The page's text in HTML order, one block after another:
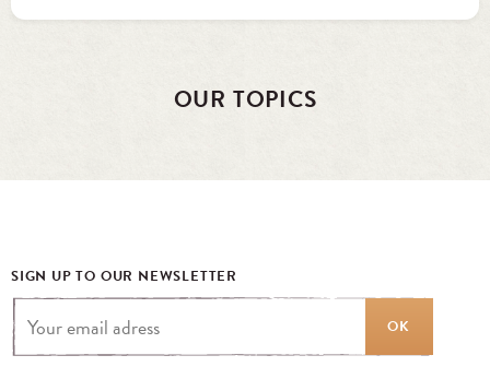
OUR TOPICS
SIGN UP TO OUR NEWSLETTER
OK